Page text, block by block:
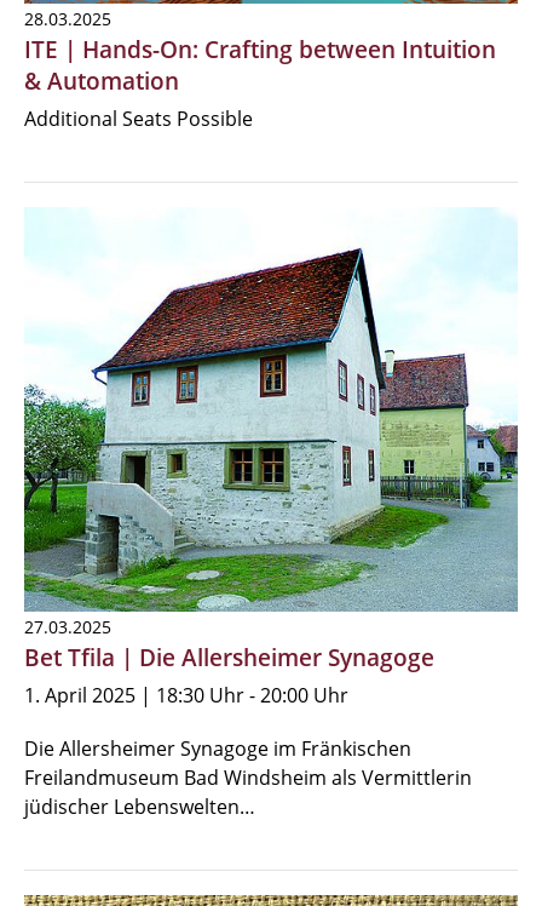
28.03.2025
ITE | Hands-On: Crafting between Intuition
& Automation
Additional Seats Possible
27.03.2025
Bet Tfila | Die Allersheimer Synagoge
1. April 2025 | 18:30 Uhr - 20:00 Uhr
Die Allersheimer Synagoge im Fränkischen
Freilandmuseum Bad Windsheim als Vermittlerin
jüdischer Lebenswelten…